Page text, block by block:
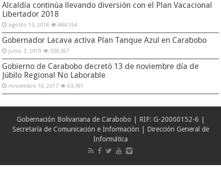
Alcaldía continúa llevando diversión con el Plan Vacacional
Libertador 2018
agosto 13, 2018 444,554
Gobernador Lacava activa Plan Tanque Azul en Carabobo
junio 3, 2019 330,367
Gobierno de Carabobo decretó 13 de noviembre día de
Júbilo Regional No Laborable
noviembre 10, 2017 63,381
Gobernación Bolivariana de Carabobo | RIF: G-20000152-6 |
Secretaría de Comunicación e Información | Dirección General de
Informática